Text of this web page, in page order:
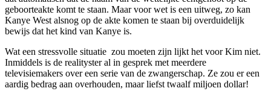
geboorteakte komt te staan. Maar voor wet is een uitweg, zo kan
Kanye West alsnog op de akte komen te staan bij overduidelijk
bewijs dat het kind van Kanye is.
Wat een stressvolle situatie zou moeten zijn lijkt het voor Kim niet.
Inmiddels is de realityster al in gesprek met meerdere
televisiemakers over een serie van de zwangerschap. Ze zou er een
aardig bedrag aan overhouden, maar liefst twaalf miljoen dollar!